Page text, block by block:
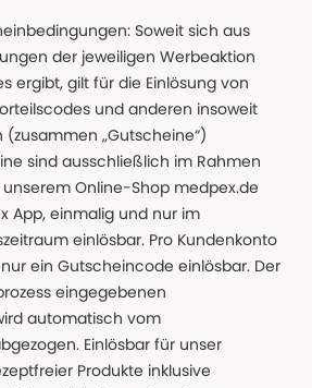
Soweit sich aus
der jeweiligen Werbeaktion
ergibt, gilt für die Einlösung von
und anderen insoweit
„Gutscheine“)
sind ausschließlich im Rahmen
Online-Shop medpex.de
App, einmalig und nur im
einlösbar. Pro Kundenkonto
ein Gutscheincode einlösbar. Der
eingegebenen
automatisch vom
Einlösbar für unser
Produkte inklusive